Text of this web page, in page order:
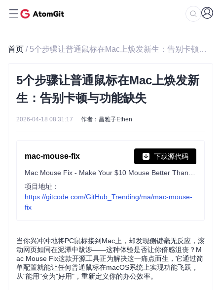
首页 / 5个步骤让普通鼠标在Mac上焕发新生：告别卡顿与功能缺失
5个步骤让普通鼠标在Mac上焕发新
生：告别卡顿与功能缺失
2026-04-18 08:31:17 作者：昌雅子Ethen
mac-mouse-fix 下载源代码
项目地址：
https://gitcode.com/GitHub_Trending/ma/mac-mouse-
fix
当你兴冲冲地将PC鼠标接到Mac上，却发现侧键毫无反应，滚
动网页如同在泥潭中跋涉——这种体验是否让你倍感沮丧？M
ac Mouse Fix这款开源工具正为解决这一痛点而生，它通过简
单配置就能让任何普通鼠标在macOS系统上实现功能飞跃，
从"能用"变为"好用"，重新定义你的办公效率。